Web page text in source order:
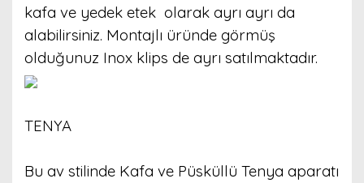
kafa ve yedek etek olarak ayrı ayrı da
alabilirsiniz. Montajlı üründe görmüş
olduğunuz Inox klips de ayrı satılmaktadır.
TENYA
Bu av stilinde Kafa ve Püsküllü Tenya aparatı